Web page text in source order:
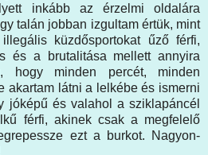
inkább az érzelmi oldalára
talán jobban izgultam értük, mint
küzdősportokat űző férfi,
és a brutalitása mellett annyira
hogy minden percét, minden
akartam látni a lelkébe és ismerni
jóképű és valahol a sziklapáncél
férfi, akinek csak a megfelelő
ezt a burkot. Nagyon-